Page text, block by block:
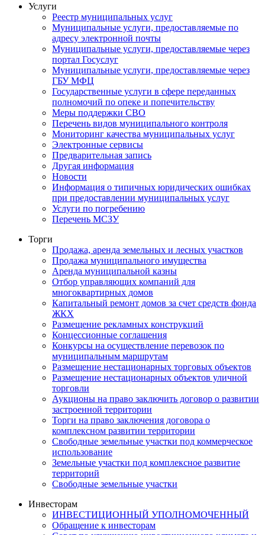
Услуги
Реестр муниципальных услуг
Муниципальные услуги, предоставляемые по
адресу электронной почты
Муниципальные услуги, предоставляемые через
портал Госуслуг
Муниципальные услуги, предоставляемые через
ГБУ МФЦ
Государственные услуги в сфере переданных
полномочий по опеке и попечительству
Меры поддержки СВО
Перечень видов муниципального контроля
Мониторинг качества муниципальных услуг
Электронные сервисы
Предварительная запись
Другая информация
Новости
Информация о типичных юридических ошибках
при предоставлении муниципальных услуг
Услуги по погребению
Перечень МСЗУ
Торги
Продажа, аренда земельных и лесных участков
Продажа муниципального имущества
Аренда муниципальной казны
Отбор управляющих компаний для
многоквартирных домов
Капитальный ремонт домов за счет средств фонда
ЖКХ
Размещение рекламных конструкций
Концессионные соглашения
Конкурсы на осуществление перевозок по
муниципальным маршрутам
Размещение нестационарных торговых объектов
Размещение нестационарных объектов уличной
торговли
Аукционы на право заключить договор о развитии
застроенной территории
Торги на право заключения договора о
комплексном развитии территории
Свободные земельные участки под коммерческое
использование
Земельные участки под комплексное развитие
территорий
Свободные земельные участки
Инвесторам
ИНВЕСТИЦИОННЫЙ УПОЛНОМОЧЕННЫЙ
Обращение к инвесторам